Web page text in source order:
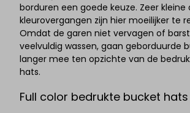
borduren een goede keuze. Zeer kleine
kleurovergangen zijn hier moeilijker te
Omdat de garen niet vervagen of
veelvuldig wassen, gaan geborduurde
langer mee ten opzichte van de
hats.
Full color bedrukte bucket hats